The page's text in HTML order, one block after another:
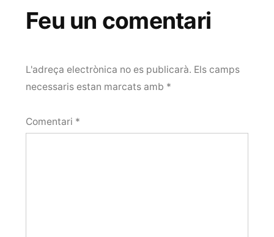
Feu un comentari
L'adreça electrònica no es publicarà. Els camps
necessaris estan marcats amb *
Comentari *